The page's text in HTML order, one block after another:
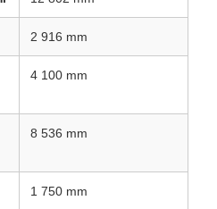
2 916 mm
4 100 mm
8 536 mm
1 750 mm